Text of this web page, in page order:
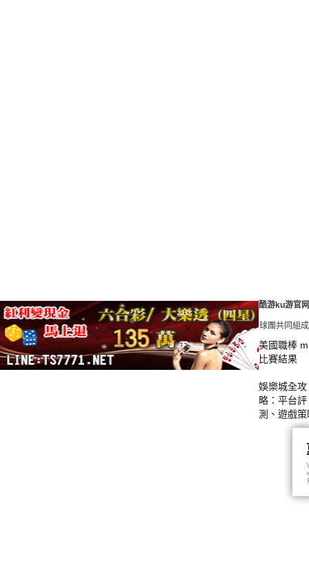
酷游ku游官
,支持你愛的球隊，現在就入手週邊為他們大聲加油！由各球團共同組成，推
美國職棒
比賽結果
娛樂城全攻
略：平台評
測、遊戲策
與贏錢技